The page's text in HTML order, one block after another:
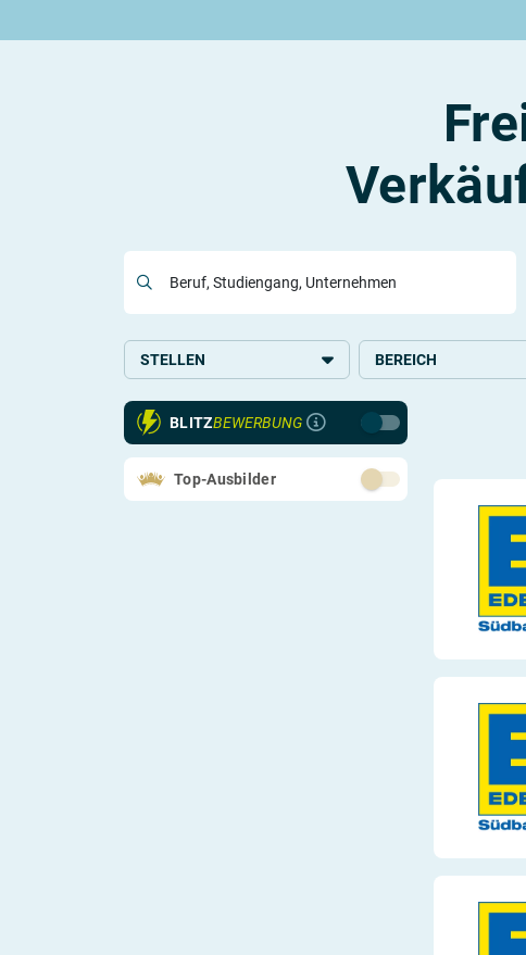
Rund um die AusbildungRund um das duale StudiumRund um Berufe
Berufe nach Themen
Beruf, Studiengang, Unternehmen
STELLEN
Ausbildung
Schülerpraktikum
BEREICH
Handel
Systemrelevant
BLITZBEWERBUNG
Top-Ausbilder